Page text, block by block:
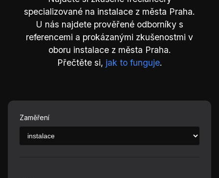
specializované na instalace z města Praha.
U nás najdete prověřené odborníky s
referencemi a prokázanými zkušenostmi v
oboru instalace z města Praha.
Přečtěte si, jak to funguje.
Zaměření